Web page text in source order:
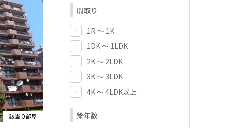
該当 0部屋
間取り
1R ～ 1K
1DK ～ 1LDK
2K ～ 2LDK
3K ～ 3LDK
4K ～ 4LDK以上
築年数